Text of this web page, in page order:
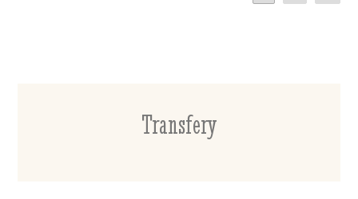
Transfery